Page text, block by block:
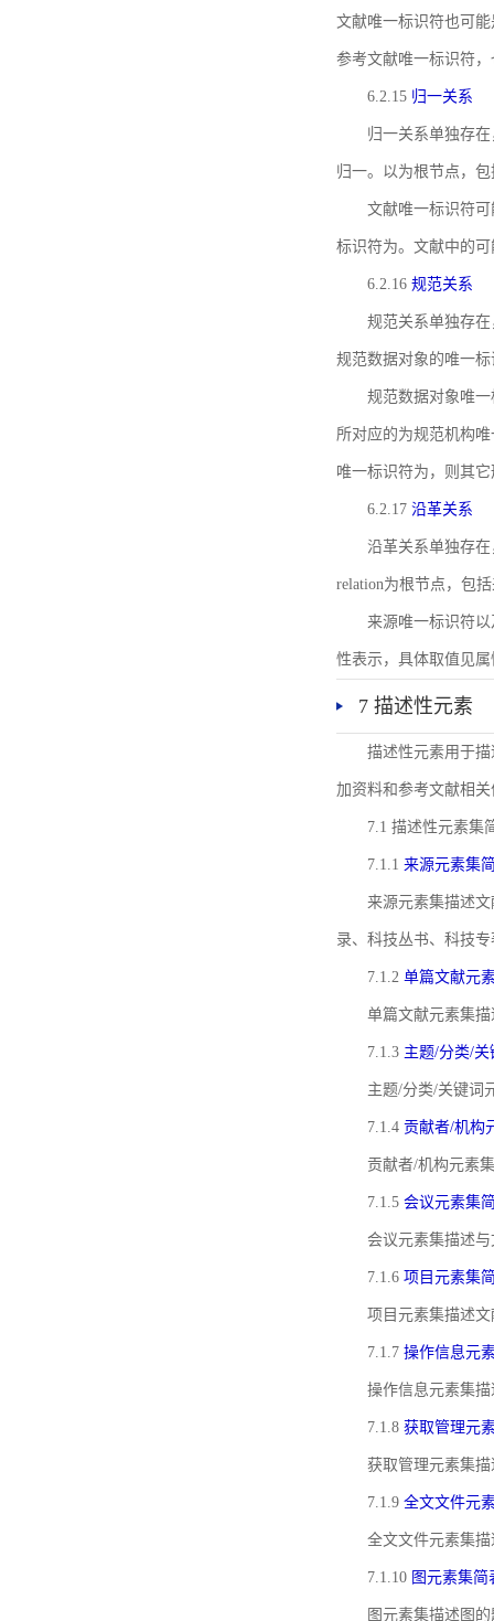
文献唯一标识符也可
参考文献唯一标识符
6.2.15 归一关系
归一关系单独存
归一。以为根节点，
文献唯一标识符
标识符为。文献中的
6.2.16 规范关系
规范关系单独存
规范数据对象的唯一
规范数据对象唯一
所对应的为规范机构
唯一标识符为，则其
6.2.17 沿革关系
沿革关系单独存
relation为根节点，包
来源唯一标识符以
性表示，具体取值见属
7 描述性元素
描述性元素用于
加资料和参考文献相
7.1 描述性元素集
7.1.1 来源元素集
来源元素集描述
录、科技丛书、科技
7.1.2 单篇文献元
单篇文献元素集
7.1.3 主题/分类/
主题/分类/关键词
7.1.4 贡献者/机构
贡献者/机构元素
7.1.5 会议元素集
会议元素集描述
7.1.6 项目元素集
项目元素集描述
7.1.7 操作信息元
操作信息元素集
7.1.8 获取管理元
获取管理元素集
7.1.9 全文文件元
全文文件元素集
7.1.10 图元素集简
图元素集描述图